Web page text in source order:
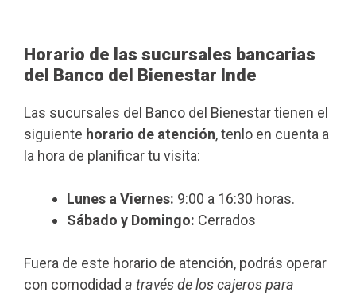
Horario de las sucursales bancarias
del Banco del Bienestar Inde
Las sucursales del Banco del Bienestar tienen el
siguiente horario de atención, tenlo en cuenta a
la hora de planificar tu visita:
Lunes a Viernes: 9:00 a 16:30 horas.
Sábado y Domingo: Cerrados
Fuera de este horario de atención, podrás operar
con comodidad a través de los cajeros para